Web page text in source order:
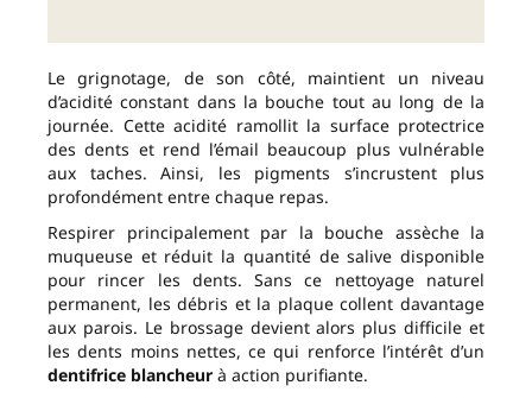
Le grignotage, de son côté, maintient un niveau
d’acidité constant dans la bouche tout au long de la
journée. Cette acidité ramollit la surface protectrice
des dents et rend l’émail beaucoup plus vulnérable
aux taches. Ainsi, les pigments s’incrustent plus
profondément entre chaque repas.
Respirer principalement par la bouche assèche la
muqueuse et réduit la quantité de salive disponible
pour rincer les dents. Sans ce nettoyage naturel
permanent, les débris et la plaque collent davantage
aux parois. Le brossage devient alors plus difficile et
les dents moins nettes, ce qui renforce l’intérêt d’un
dentifrice blancheur à action purifiante.